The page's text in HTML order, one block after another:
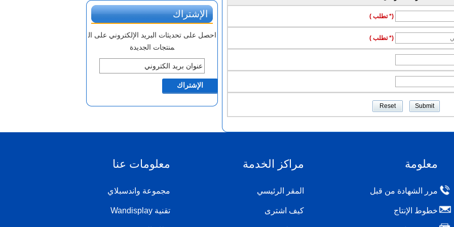
الإشتراك
احصل على تحديثات البريد الإلكتروني على ال
منتجات الجديدة
(* تطلب )
(* تطلب )
معلومات عنا
مجموعة واندسبلاي
تقنية Wandisplay
مراكز الخدمة
المقر الرئيسي
كيف اشترى
معلومة
مرر الشهادة من قبل
خطوط الإنتاج